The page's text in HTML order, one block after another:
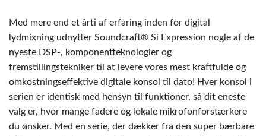
Med mere end et årti af erfaring inden for digital
lydmixning udnytter Soundcraft® Si Expression nogle af de
nyeste DSP-, komponentteknologier og
fremstillingstekniker til at levere vores mest kraftfulde og
omkostningseffektive digitale konsol til dato! Hver konsol i
serien er identisk med hensyn til funktioner, så dit eneste
valg er, hvor mange fadere og lokale mikrofonforstærkere
du ønsker. Med en serie, der dækker fra den super bærbare